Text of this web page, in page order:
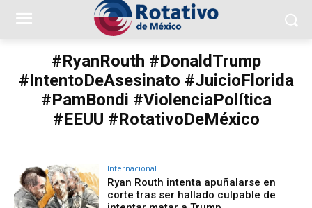
#RyanRouth #DonaldTrump
#IntentoDeAsesinato #JuicioFlorida
#PamBondi #ViolenciaPolítica
#EEUU #RotativoDeMéxico
Internacional
Ryan Routh intenta apuñalarse en
corte tras ser hallado culpable de